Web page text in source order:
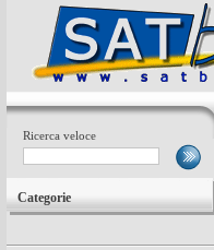
Ricerca veloce
Categorie